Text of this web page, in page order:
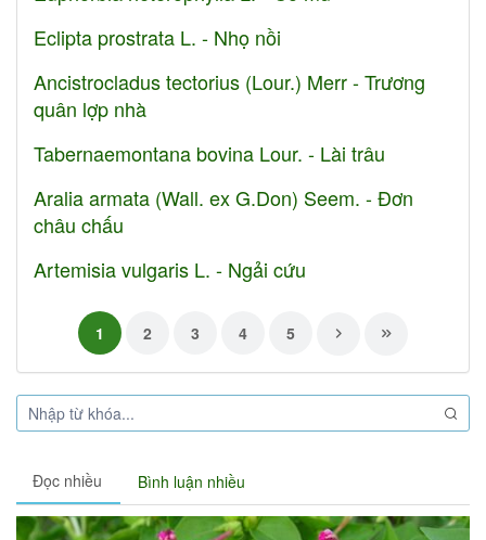
Eclipta prostrata L. - Nhọ nồi
Ancistrocladus tectorius (Lour.) Merr - Trương
quân lợp nhà
Tabernaemontana bovina Lour. - Lài trâu
Aralia armata (Wall. ex G.Don) Seem. - Đơn
châu chấu
Artemisia vulgaris L. - Ngải cứu
1 2 3 4 5
Đọc nhiều Bình luận nhiều